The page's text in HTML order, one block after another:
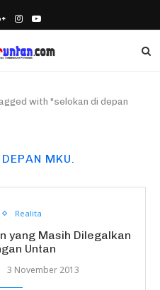
with "selokan di depan
MKU.
Realita
yang Masih Dilegalkan
Untan
3 November 2013